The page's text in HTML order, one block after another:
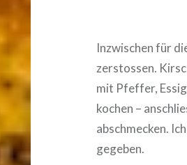
Inzwischen für
zerstossen.
mit Pfeffer,
kochen –
abschmecken.
gegeben.